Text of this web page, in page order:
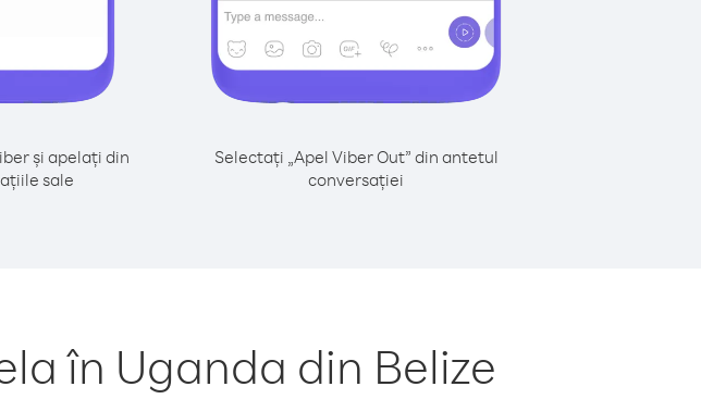
și apelați din
sale
Selectați „Apel Viber Out” din antetul
conversației
în Uganda din Belize